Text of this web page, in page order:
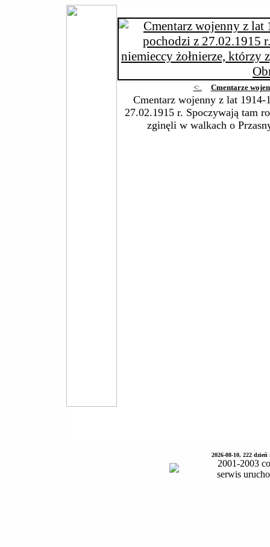
<:. Cmentarze
Cmentarz wojenny z lat 1914-
27.02.1915 r. Spoczywają tam
zginęli w walkach o
2026-08-10, 222
2001-2003
serwis